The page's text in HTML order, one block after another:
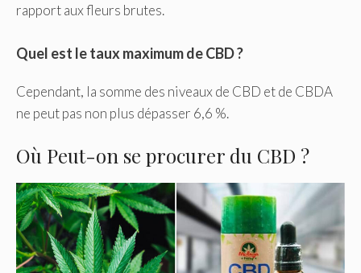
rapport aux fleurs brutes.
Quel est le taux maximum de CBD ?
Cependant, la somme des niveaux de CBD et de CBDA
ne peut pas non plus dépasser 6,6 %.
Où Peut-on se procurer du CBD ?